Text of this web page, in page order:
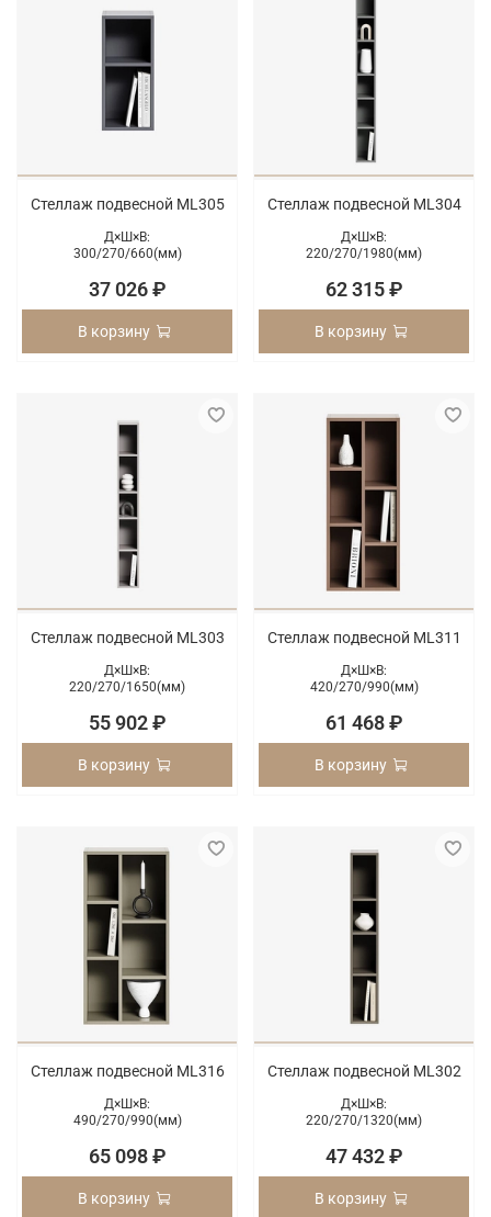
Стеллаж подвесной ML305
Д×Ш×В:
300/270/660(мм)
37 026 ₽
В корзину
Стеллаж подвесной ML304
Д×Ш×В:
220/270/1980(мм)
62 315 ₽
В корзину
Стеллаж подвесной ML303
Д×Ш×В:
220/270/1650(мм)
55 902 ₽
В корзину
Стеллаж подвесной ML311
Д×Ш×В:
420/270/990(мм)
61 468 ₽
В корзину
Стеллаж подвесной ML316
Д×Ш×В:
490/270/990(мм)
65 098 ₽
В корзину
Стеллаж подвесной ML302
Д×Ш×В:
220/270/1320(мм)
47 432 ₽
В корзину